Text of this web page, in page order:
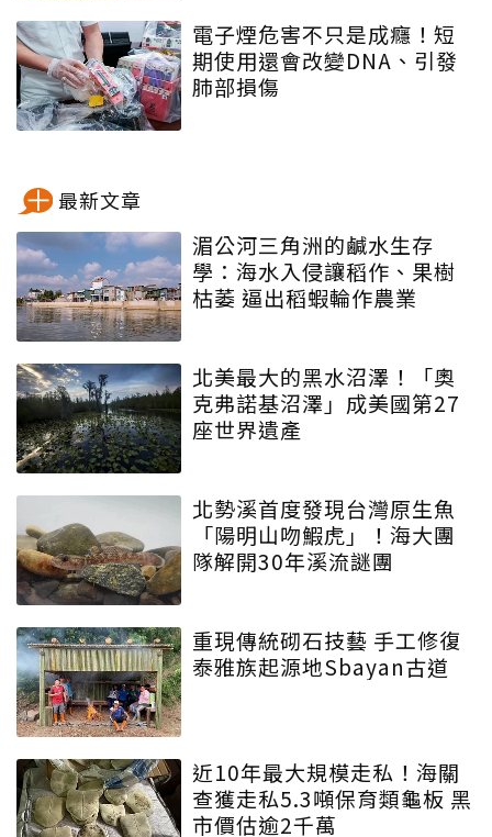
電子煙危害不只是成癮！短
期使用還會改變DNA、引發
肺部損傷
最新文章
湄公河三角洲的鹹水生存
學：海水入侵讓稻作、果樹
枯萎 逼出稻蝦輪作農業
北美最大的黑水沼澤！「奧
克弗諾基沼澤」成美國第27
座世界遺產
北勢溪首度發現台灣原生魚
「陽明山吻鰕虎」！海大團
隊解開30年溪流謎團
重現傳統砌石技藝 手工修復
泰雅族起源地Sbayan古道
近10年最大規模走私！海關
查獲走私5.3噸保育類龜板 黑
市價估逾2千萬